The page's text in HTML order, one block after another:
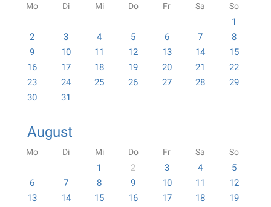
Mo Di Mi Do Fr Sa So
1
2
3 4 5 6 7
8
9
10 11 12 13 14
15
16
17 18 19 20 21
22
23
24 25 26 27 28
29
30
31
August
Mo Di Mi Do Fr Sa So
1 2 3 4
5
6
7 8 9 10 11
12
13
14 15 16 17 18
19